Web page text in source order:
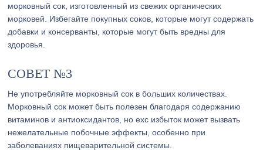
морковный сок, изготовленный из свежих органических
морковей. Избегайте покупных соков, которые могут содержать
добавки и консерванты, которые могут быть вредны для
здоровья.
СОВЕТ №3
Не употребляйте морковный сок в больших количествах.
Морковный сок может быть полезен благодаря содержанию
витаминов и антиоксидантов, но exс избыток может вызвать
нежелательные побочные эффекты, особенно при
заболеваниях пищеварительной системы.